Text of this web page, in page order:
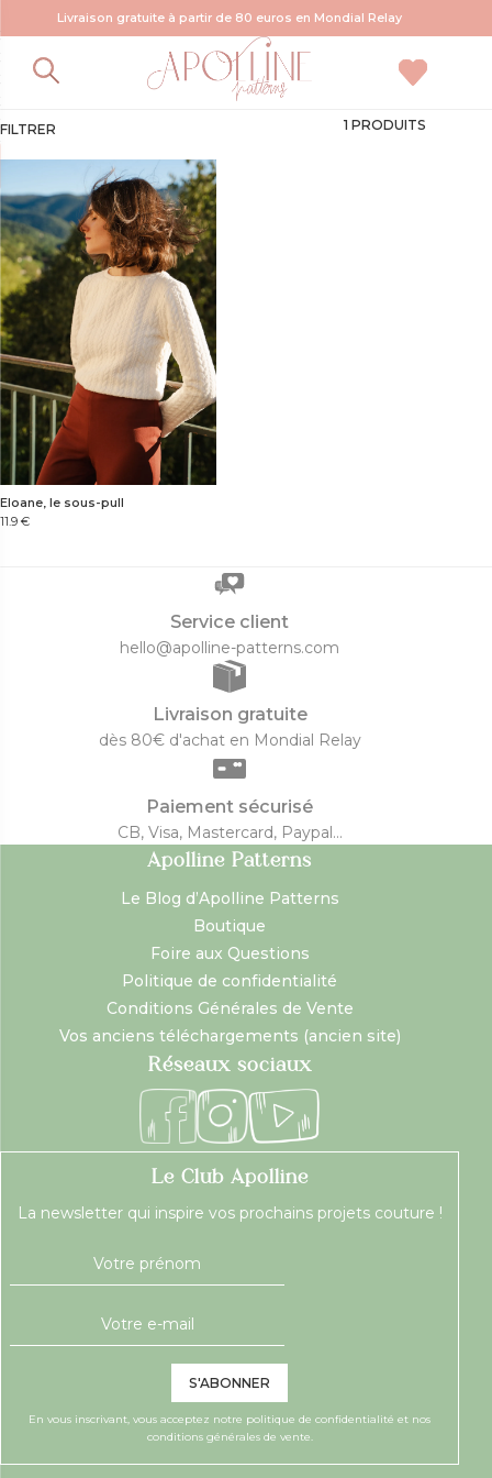
Livraison gratuite à partir de 80 euros en Mondial Relay
sous pull dos nu patron
FILTRER 1 PRODUITS
Eloane, le sous-pull
11.9 €
Service client
hello@apolline-patterns.com
Livraison gratuite
dès 80€ d'achat en Mondial Relay
Paiement sécurisé
CB, Visa, Mastercard, Paypal...
Apolline Patterns
Le Blog d’Apolline Patterns
Boutique
Foire aux Questions
Politique de confidentialité
Conditions Générales de Vente
Vos anciens téléchargements (ancien site)
Réseaux sociaux
Le Club Apolline
La newsletter qui inspire vos prochains projets couture !
S'ABONNER
En vous inscrivant, vous acceptez notre politique de confidentialité et nos
conditions générales de vente.